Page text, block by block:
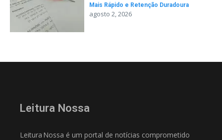
Mais Rápido e Retenção Duradoura
agosto 2, 2026
Leitura Nossa
Leitura Nossa é um portal de notícias comprometido